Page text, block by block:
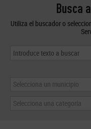
Busca
Utiliza el buscador o
Selecciona un municipio
Selecciona una categoría